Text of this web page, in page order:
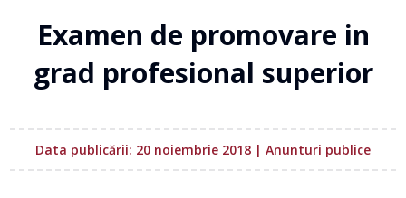
Examen de promovare in
grad profesional superior
Data publicării: 20 noiembrie 2018 | Anunturi publice